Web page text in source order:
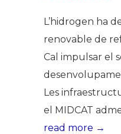
L’hidrogen ha
renovable de
Cal impulsar el
Les
el MIDCAT
read more →